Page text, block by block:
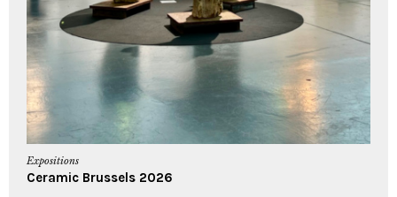
Expositions
Ceramic Brussels 2026